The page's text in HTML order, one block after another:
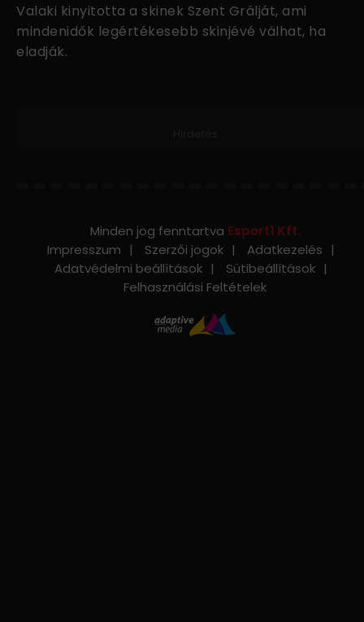
Valaki kinyitotta a skinek Szent Grálját, ami
mindenidők legértékesebb skinjévé válhat, ha
eladják.
Minden jog fenntartva Esport1 Kft.
Impresszum
Szerzői jogok
Adatkezelés
Adatvédelmi beállítások
Sütibeállítások
Felhasználási Feltételek